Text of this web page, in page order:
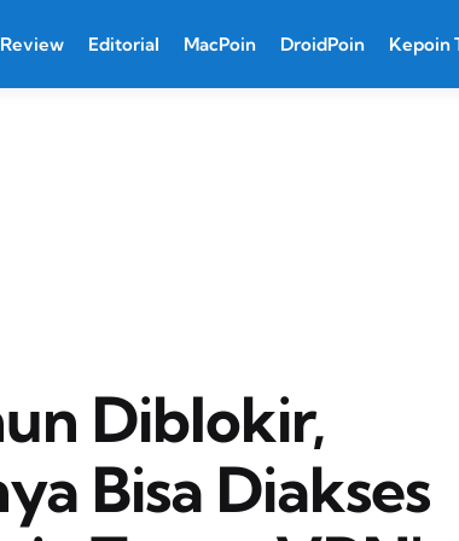
Review Editorial MacPoin DroidPoin Kepoin
Diblokir,
Bisa Diakses